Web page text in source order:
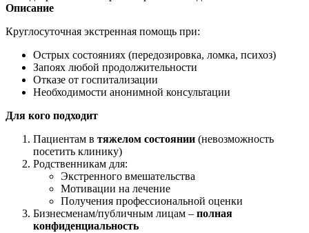
Описание
Круглосуточная экстренная помощь при:
Острых состояниях (передозировка, ломка, психоз)
Запоях любой продолжительности
Отказе от госпитализации
Необходимости анонимной консультации
Для кого подходит
Пациентам в тяжелом состоянии (невозможность
посетить клинику)
Родственникам для:
Экстренного вмешательства
Мотивации на лечение
Получения профессиональной оценки
Бизнесменам/публичным лицам – полная
конфиденциальность